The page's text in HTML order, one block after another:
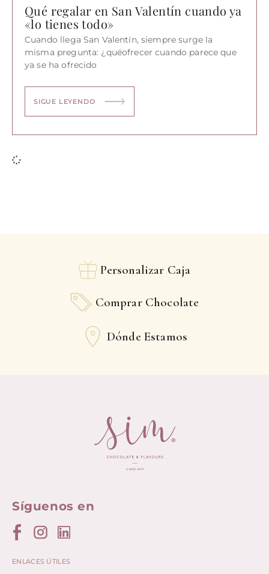
Qué regalar en San Valentín cuando ya
«lo tienes todo»
Cuando llega San Valentín, siempre surge la
misma pregunta: ¿quéofrecer cuando parece que
ya se ha ofrecido
SIGUE LEYENDO
Personalizar Caja
Comprar Chocolate
Dónde Estamos
Síguenos en
ENLACES ÚTILES